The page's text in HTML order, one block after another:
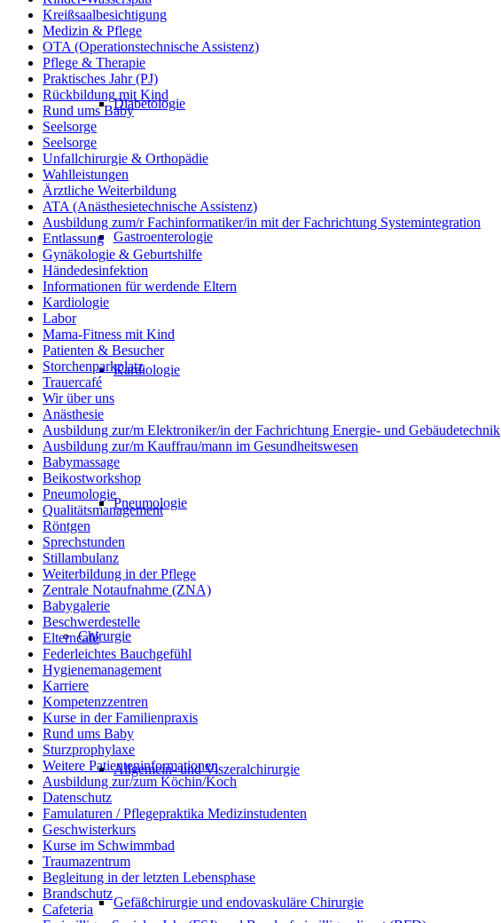
Diabetologie
Gastroenterologie
Kardiologie
Pneumologie
Chirurgie
Allgemein- und Viszeralchirurgie
Gefäßchirurgie und endovaskuläre Chirurgie
Kreißsaalbesichtigung
Medizin & Pflege
OTA (Operationstechnische Assistenz)
Pflege & Therapie
Praktisches Jahr (PJ)
Rückbildung mit Kind
Rund ums Baby
Seelsorge
Seelsorge
Unfallchirurgie & Orthopädie
Wahlleistungen
Ärztliche Weiterbildung
ATA (Anästhesietechnische Assistenz)
Ausbildung zum/r Fachinformatiker/in mit der Fachrichtung Systemintegration
Entlassung
Gynäkologie & Geburtshilfe
Händedesinfektion
Informationen für werdende Eltern
Kardiologie
Labor
Mama-Fitness mit Kind
Patienten & Besucher
Storchenparkplatz
Trauercafé
Wir über uns
Anästhesie
Ausbildung zur/m Elektroniker/in der Fachrichtung Energie- und Gebäudetechnik
Ausbildung zur/m Kauffrau/mann im Gesundheitswesen
Babymassage
Beikostworkshop
Pneumologie
Qualitätsmanagement
Röntgen
Sprechstunden
Stillambulanz
Weiterbildung in der Pflege
Zentrale Notaufnahme (ZNA)
Babygalerie
Beschwerdestelle
Elterncafé
Federleichtes Bauchgefühl
Hygienemanagement
Karriere
Kompetenzzentren
Kurse in der Familienpraxis
Rund ums Baby
Sturzprophylaxe
Weitere Patienteninformationen
Ausbildung zur/zum Köchin/Koch
Datenschutz
Famulaturen / Pflegepraktika Medizinstudenten
Geschwisterkurs
Kurse im Schwimmbad
Traumazentrum
Begleitung in der letzten Lebensphase
Brandschutz
Cafeteria